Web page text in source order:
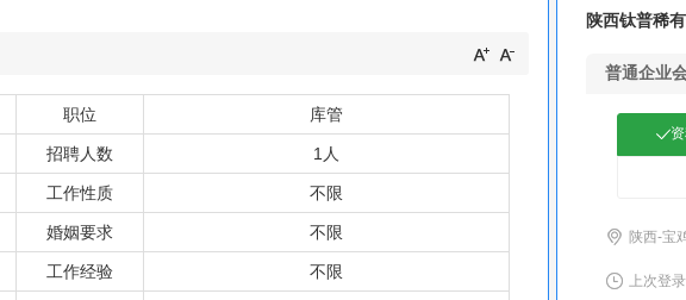
职位 库管
招聘人数 1人
工作性质 不限
婚姻要求 不限
工作经验 不限
陕西钛普稀
普通企业
陕西-宝
上次登